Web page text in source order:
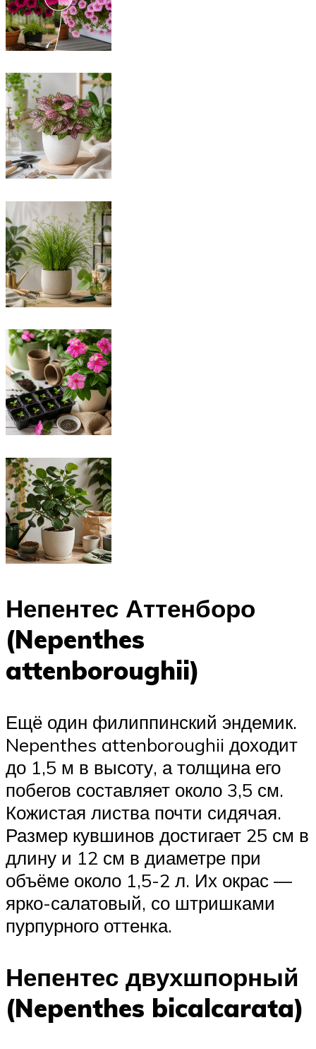
Непентес Аттенборо
(Nepenthes
attenboroughii)
Ещё один филиппинский эндемик.
Nepenthes attenboroughii доходит
до 1,5 м в высоту, а толщина его
побегов составляет около 3,5 см.
Кожистая листва почти сидячая.
Размер кувшинов достигает 25 см в
длину и 12 см в диаметре при
объёме около 1,5-2 л. Их окрас —
ярко-салатовый, со штришками
пурпурного оттенка.
Непентес двухшпорный
(Nepenthes bicalcarata)